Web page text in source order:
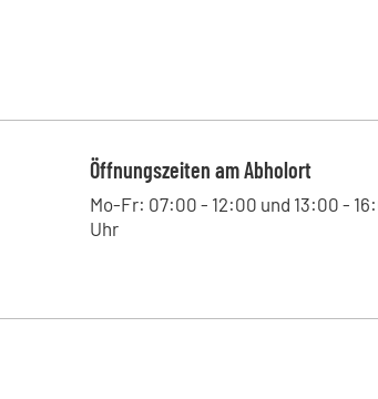
Öffnungszeiten am Abholort
Mo-Fr: 07:00 - 12:00 und 13:00 -
Uhr